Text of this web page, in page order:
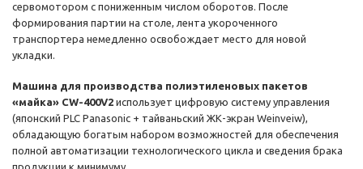
сервомотором с пониженным числом оборотов. После
формирования партии на столе, лента укороченного
транспортера немедленно освобождает место для новой
укладки.
Машина для производства полиэтиленовых пакетов
«майка» CW-400V2 использует цифровую систему управления
(японский PLC Panasonic + тайваньский ЖК-экран Weinveiw),
обладающую богатым набором возможностей для обеспечения
полной автоматизации технологического цикла и сведения брака